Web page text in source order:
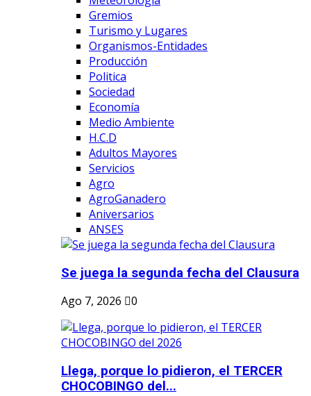
Gremios
Turismo y Lugares
Organismos-Entidades
Producción
Politica
Sociedad
Economía
Medio Ambiente
H.C.D
Adultos Mayores
Servicios
Agro
AgroGanadero
Aniversarios
ANSES
Se juega la segunda fecha del Clausura
Ago 7, 2026
0
Llega, porque lo pidieron, el TERCER
CHOCOBINGO del...